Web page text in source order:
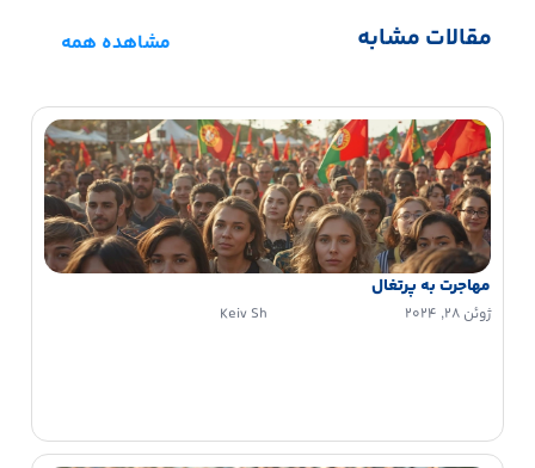
مقالات مشابه مشاهده همه
مهاجرت به پرتغال
ژوئن 28, 2024 Keiv Sh